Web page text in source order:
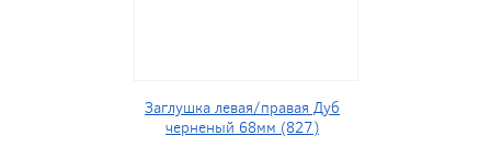
Заглушка левая/правая Дуб
черненый 68мм (827)